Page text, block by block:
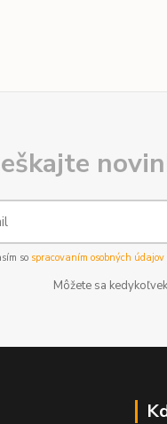
so spracovaním osobných údajov
Môžete sa